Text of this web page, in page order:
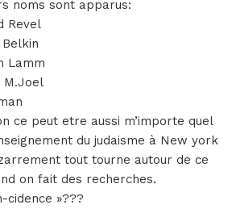
noms sont apparus:
Revel
Lamm
M.Joel
ce peut etre aussi m’importe quel
du judaisme à New york
tout tourne autour de ce
on fait des recherches.
cidence »???